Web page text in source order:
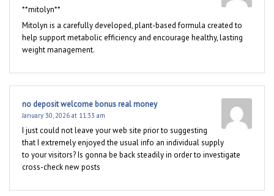
**mitolyn**
Mitolyn is a carefully developed, plant-based formula created to
help support metabolic efficiency and encourage healthy, lasting
weight management.
no deposit welcome bonus real money
January 30, 2026 at 11:33 am
I just could not leave your web site prior to suggesting
that I extremely enjoyed the usual info an individual supply
to your visitors? Is gonna be back steadily in order to investigate
cross-check new posts